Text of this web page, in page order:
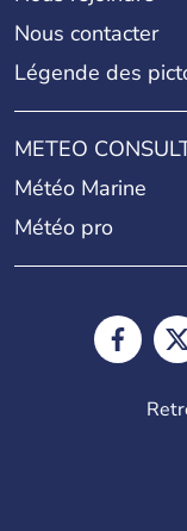
Nous contacter
Légende des
METEO
Météo Marine
Météo pro